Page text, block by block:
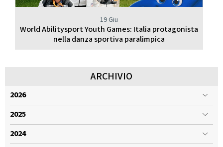
19 Giu
World Abilitysport Youth Games: Italia protagonista
nella danza sportiva paralimpica
ARCHIVIO
2026
2025
2024